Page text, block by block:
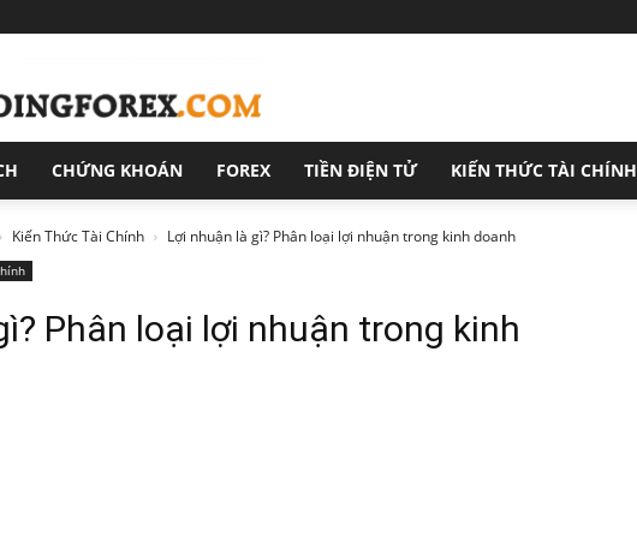
CHỨNG KHOÁN FOREX TIỀN ĐIỆN TỬ KIẾN THỨC TÀI CHÍNH
Kiến Thức Tài Chính Lợi nhuận là gì? Phân loại lợi nhuận trong kinh doanh
Phân loại lợi nhuận trong kinh